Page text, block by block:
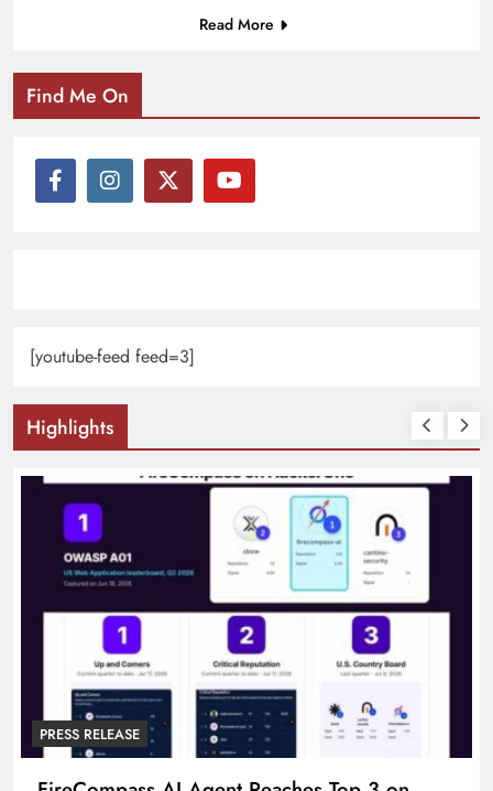
Read More
Find Me On
[youtube-feed feed=3]
Highlights
PRESS RELEASE